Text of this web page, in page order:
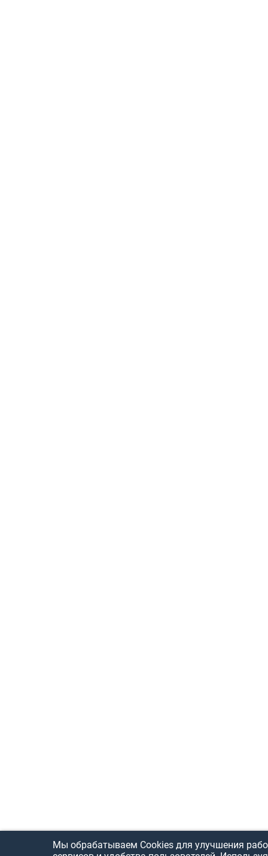
Мы обрабатываем Cookies для улучшения